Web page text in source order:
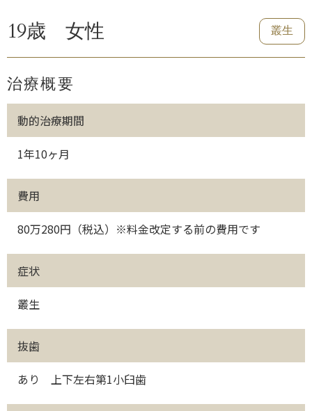
叢生
19歳 女性
治療概要
動的治療期間
1年10ヶ月
費用
80万280円（税込）※料金改定する前の費用です
症状
叢生
抜歯
あり 上下左右第1小臼歯